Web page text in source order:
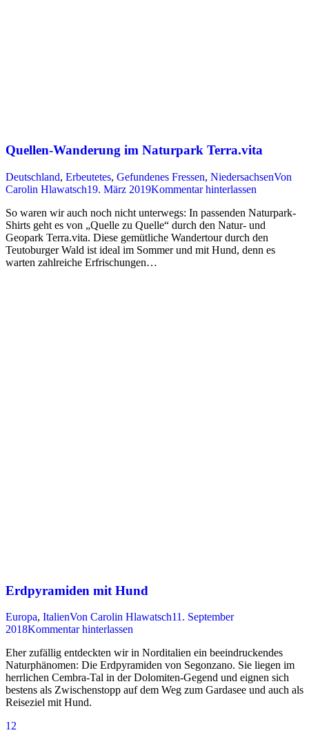
Quellen-Wanderung im Naturpark Terra.vita
Deutschland, Erbeutetes, Gefundenes Fressen, NiedersachsenVon
Carolin Hlawatsch19. März 2019Kommentar hinterlassen
So waren wir auch noch nicht unterwegs: In passenden Naturpark-
Shirts geht es von „Quelle zu Quelle“ durch den Natur- und
Geopark Terra.vita. Diese gemütliche Wandertour durch den
Teutoburger Wald ist ideal im Sommer und mit Hund, denn es
warten zahlreiche Erfrischungen…
Erdpyramiden mit Hund
Europa, ItalienVon Carolin Hlawatsch11. September
2018Kommentar hinterlassen
Eher zufällig entdeckten wir in Norditalien ein beeindruckendes
Naturphänomen: Die Erdpyramiden von Segonzano. Sie liegen im
herrlichen Cembra-Tal in der Dolomiten-Gegend und eignen sich
bestens als Zwischenstopp auf dem Weg zum Gardasee und auch als
Reiseziel mit Hund.
1 2